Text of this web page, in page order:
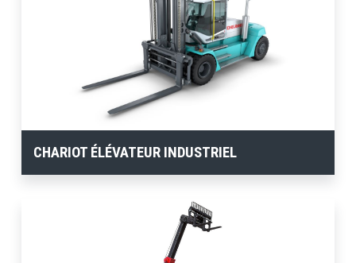
CHARIOT ÉLÉVATEUR INDUSTRIEL